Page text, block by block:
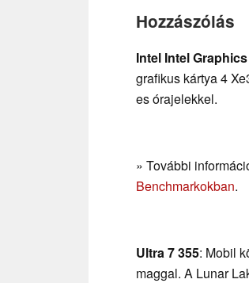
Hozzászólás
Intel Intel
grafikus kártya 4
es órajelekkel.
» További
Benchmarkokban.
Ultra 7 355: Mobil
maggal. A Lunar